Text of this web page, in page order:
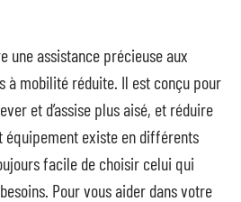
une assistance précieuse aux
à mobilité réduite. Il est conçu pour
et d’assise plus aisé, et réduire
équipement existe en différents
facile de choisir celui qui
Pour vous aider dans votre